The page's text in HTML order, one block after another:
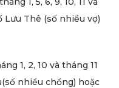
Thê (số nhiều vợ)
1, 2, 10 và tháng 11
nhiều chồng) hoặc